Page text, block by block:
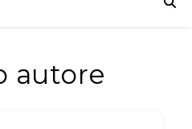
autore